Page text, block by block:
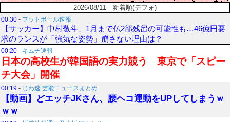
2026/08/11 - 新着順(デフォ)
00:30 - フットボール速報
【サッカー】中村敬斗、1月まで仏2部残留の可能性も…46億円要
求のランスが「強気な姿勢」崩さない理由は？
00:20 - キムチ速報
日本の高校生が韓国語の実力競う 東京で「スピー
チ大会」開催
00:19 - じわ速 芸能ニュースまとめ
【動画】どエッチJKさん、腰ヘコ運動をUPしてしまうｗ
ｗｗ